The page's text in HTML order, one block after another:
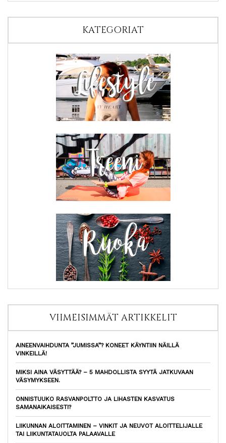
KATEGORIAT
VIIMEISIMMÄT ARTIKKELIT
AINEENVAIHDUNTA ”JUMISSA”? KONEET KÄYNTIIN NÄILLÄ
VINKEILLÄ!
MIKSI AINA VÄSYTTÄÄ? – 5 MAHDOLLISTA SYYTÄ JATKUVAAN
VÄSYMYKSEEN.
ONNISTUUKO RASVANPOLTTO JA LIHASTEN KASVATUS
SAMANAIKAISESTI?
LIIKUNNAN ALOITTAMINEN – VINKIT JA NEUVOT ALOITTELIJALLE
TAI LIIKUNTATAUOLTA PALAAVALLE